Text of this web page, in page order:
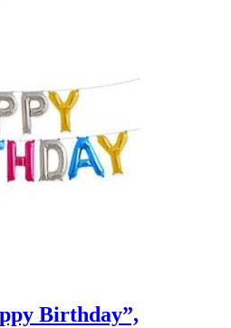
Birthday”,